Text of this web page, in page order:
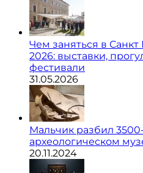
Чем заняться в
2026: выставки,
фестивали
31.05.2026
Мальчик разбил
археологическом
20.11.2024